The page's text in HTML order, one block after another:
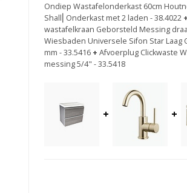
Ondiep Wastafelonderkast 60cm
Shall⎢Onderkast met 2 laden - 38.4022 +
wastafelkraan Geborsteld Messing
Wiesbaden Universele Sifon Star
mm - 33.5416 + Afvoerplug Clickwaste
messing 5/4" - 33.5418
+ +